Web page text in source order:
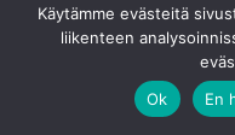
Onko jossain muka
jos tuotoksen pitäisi
Cssä on linjoja
Pikasella Farnellin
Käytämme evästeitä
liikenteen
Ok
En